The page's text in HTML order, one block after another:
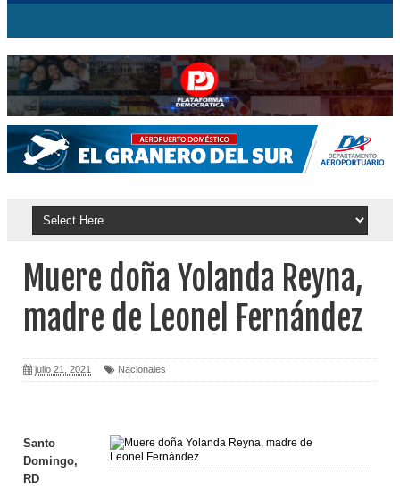
Muere doña Yolanda Reyna,
madre de Leonel Fernández
julio 21, 2021 Nacionales
Santo
Domingo,
RD